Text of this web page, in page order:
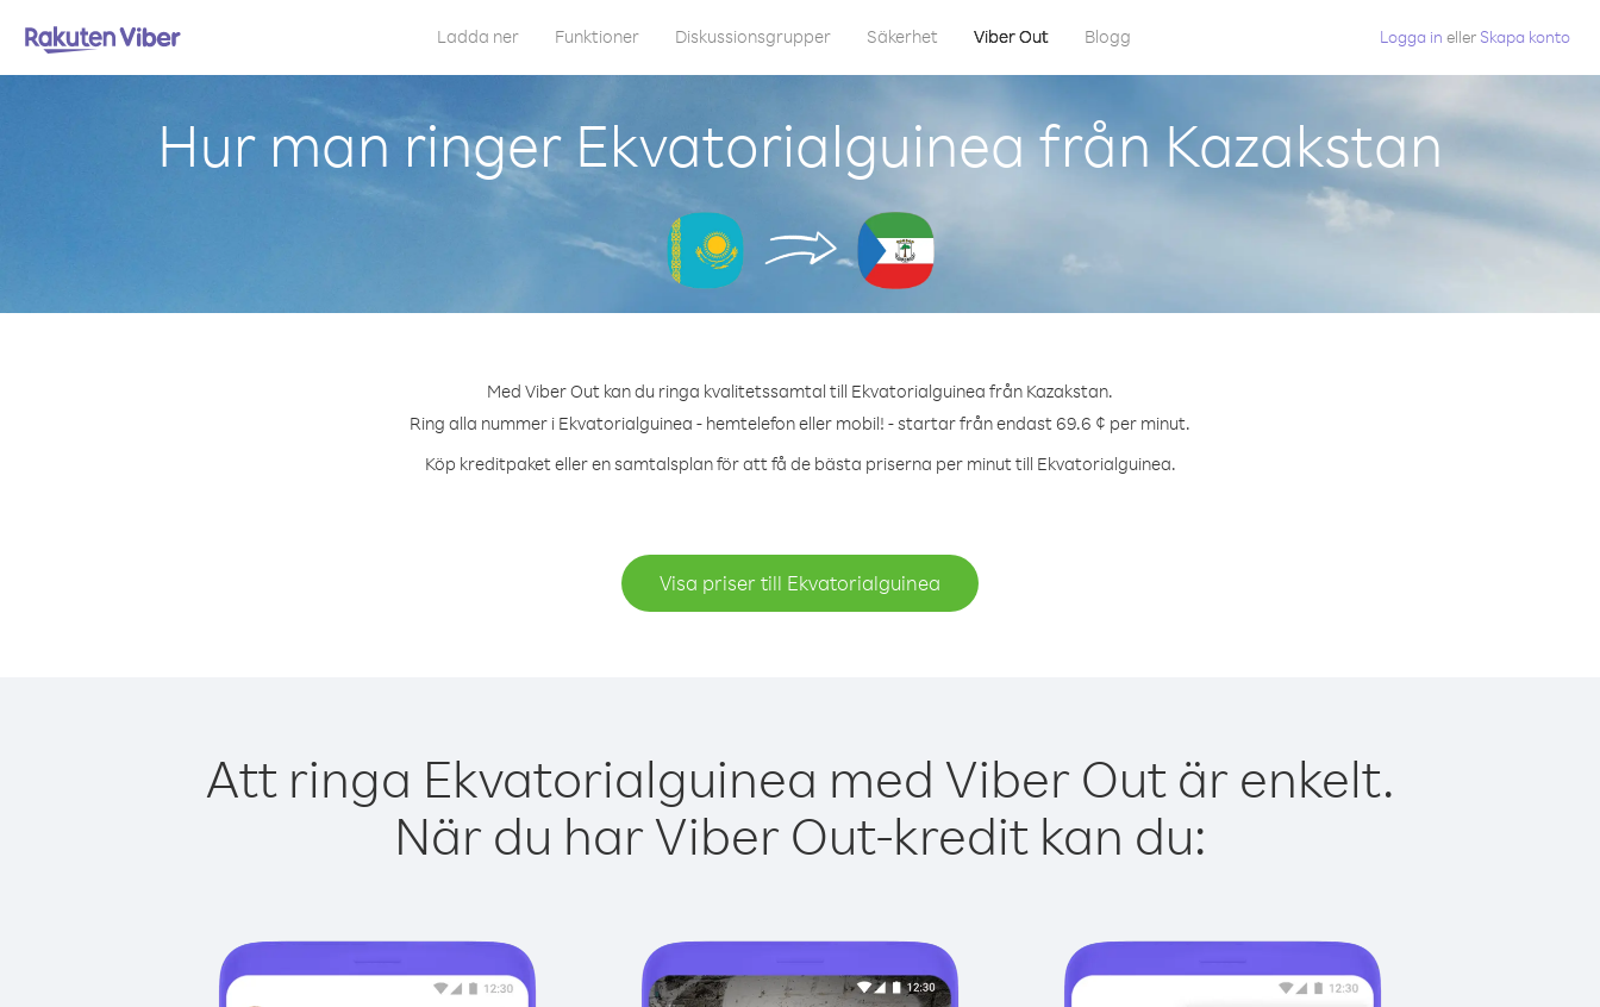
Ladda ner Funktioner Diskussionsgrupper Säkerhet Viber Out Blogg Logga in eller Skapa konto
Hur man ringer Ekvatorialguinea från Kazakstan
Med Viber Out kan du ringa kvalitetssamtal till Ekvatorialguinea från Kazakstan.
Ring alla nummer i Ekvatorialguinea - hemtelefon eller mobil! - startar från endast 69.6 ¢ per minut.
Köp kreditpaket eller en samtalsplan för att få de bästa priserna per minut till Ekvatorialguinea.
Visa priser till Ekvatorialguinea
Att ringa Ekvatorialguinea med Viber Out är enkelt.
När du har Viber Out-kredit kan du: